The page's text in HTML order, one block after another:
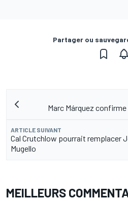
Partager ou
Marc Márquez
ARTICLE SUIVANT
Cal Crutchlow pourrait remplacer
Mugello
MEILLEURS